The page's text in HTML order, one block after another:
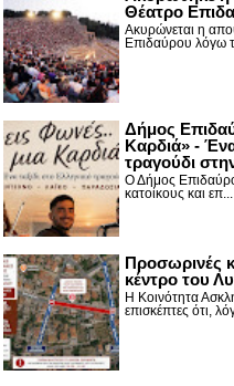
Θέατρο
Ακυρώνεται η
Επιδαύρου λόγω
Δήμος
Καρδιά» - Ένα
τραγούδι
Ο Δήμος
κατοίκους και επ...
Προσωρινές
κέντρο του
Η Κοινότητα
επισκέπτες ότι,